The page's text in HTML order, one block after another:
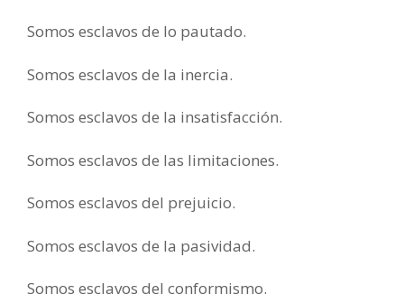
Somos esclavos de lo pautado.
Somos esclavos de la inercia.
Somos esclavos de la insatisfacción.
Somos esclavos de las limitaciones.
Somos esclavos del prejuicio.
Somos esclavos de la pasividad.
Somos esclavos del conformismo.